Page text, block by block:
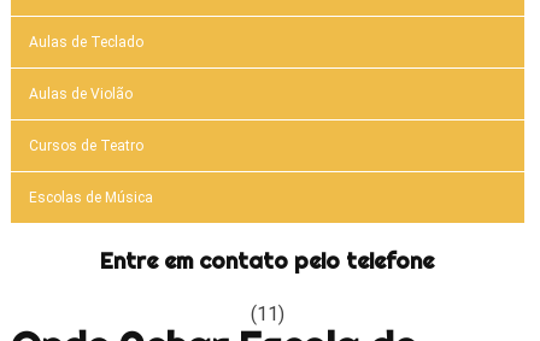
Aulas de Teclado
Aulas de Violão
Cursos de Teatro
Escolas de Música
Entre em contato pelo telefone
(11)